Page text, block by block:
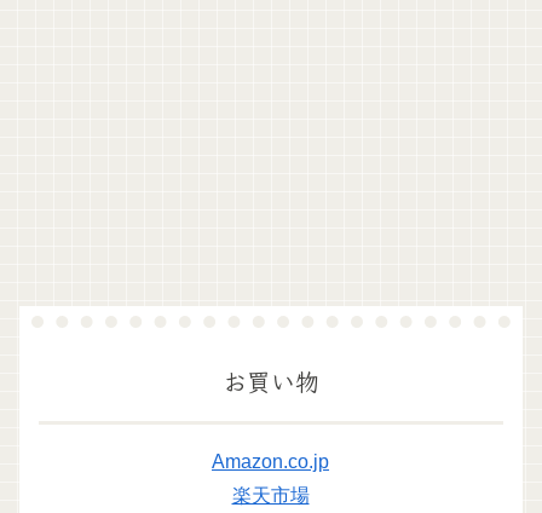
お買い物
Amazon.co.jp
楽天市場